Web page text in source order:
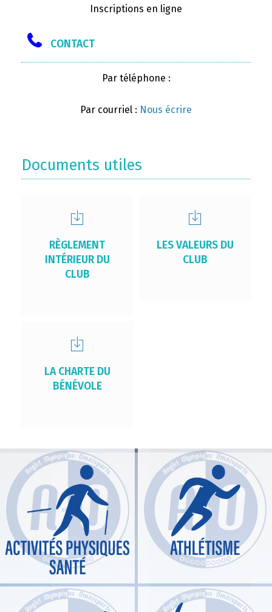
Inscriptions en ligne
CONTACT
Par téléphone :
Par courriel : Nous écrire
Documents utiles
RÈGLEMENT
INTÉRIEUR DU
CLUB
LES VALEURS DU
CLUB
LA CHARTE DU
BÉNÉVOLE